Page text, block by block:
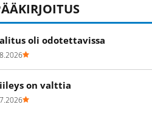
oli odotettavissa
on valttia